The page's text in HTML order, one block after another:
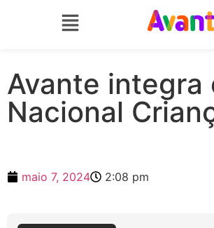
Avante integra
Nacional
maio 7, 2024 2:08 pm